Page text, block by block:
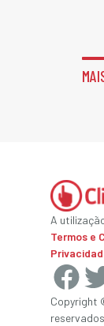
A
Termos e
Copyright